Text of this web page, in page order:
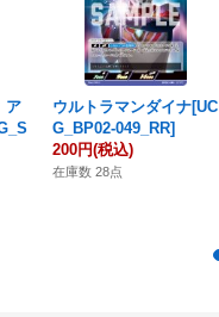
ア
ウルトラマンダイナ[UC
G_BP02-049_RR]
200円(税込)
在庫数 28点